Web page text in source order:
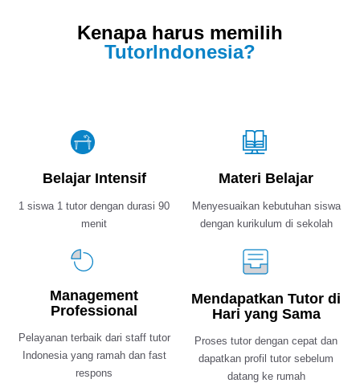
Kenapa harus memilih
TutorIndonesia?
Belajar Intensif
1 siswa 1 tutor dengan durasi 90
menit
Materi Belajar
Menyesuaikan kebutuhan siswa
dengan kurikulum di sekolah
Management
Professional
Pelayanan terbaik dari staff tutor
Indonesia yang ramah dan fast
respons
Mendapatkan Tutor di
Hari yang Sama
Proses tutor dengan cepat dan
dapatkan profil tutor sebelum
datang ke rumah